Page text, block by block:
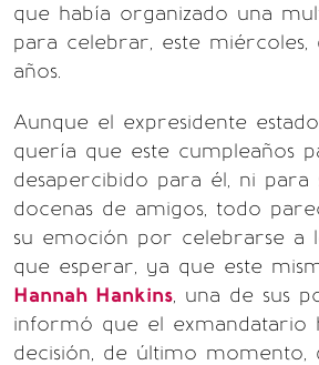
que había organizado una
para celebrar, este
años.
Aunque el expresidente
quería que este cumpleaños
desapercibido para él, ni para
docenas de amigos, todo
su emoción por celebrarse a
que esperar, ya que este
Hannah Hankins, una de sus
informó que el exmandatario
decisión, de último momento,